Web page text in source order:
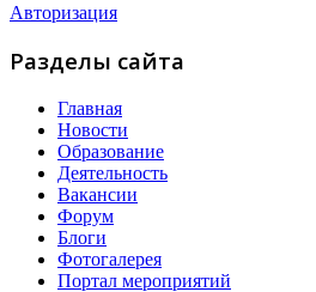
Авторизация
Разделы сайта
Главная
Новости
Образование
Деятельность
Вакансии
Форум
Блоги
Фотогалерея
Портал мероприятий